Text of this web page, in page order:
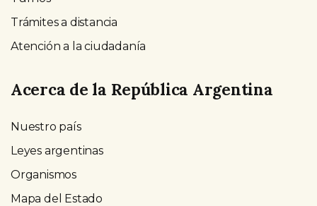
Trámites a distancia
Atención a la ciudadanía
Acerca de la República Argentina
Nuestro país
Leyes argentinas
Organismos
Mapa del Estado